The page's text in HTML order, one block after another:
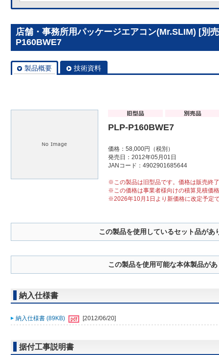
店舗・事務所用パッケージエアコン(Mr.SLIM) [別
P160BWE7
製品概要 技術資料
PLP-P160BWE7
価格：58,000円（税別）
発売日：2012年05月01日
JANコード：4902901685644
※この製品は旧型品です。価格は販売終
※この価格は事業者様向けの積算見積価
※2026年10月1日より新価格に改定予定
この製品を使用しているセット品があ
この製品を使用可能な本体製品が
納入仕様書
納入仕様書 (89KB) [2012/06/20]
据付工事説明書